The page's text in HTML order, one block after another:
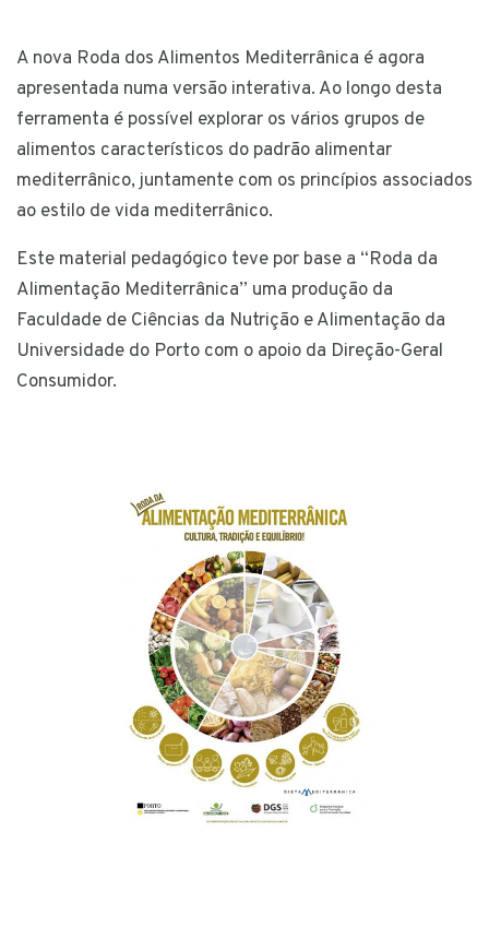
A nova Roda dos Alimentos Mediterrânica é agora
apresentada numa versão interativa. Ao longo desta
ferramenta é possível explorar os vários grupos de
alimentos característicos do padrão alimentar
mediterrânico, juntamente com os princípios associados
ao estilo de vida mediterrânico.
Este material pedagógico teve por base a “Roda da
Alimentação Mediterrânica” uma produção da
Faculdade de Ciências da Nutrição e Alimentação da
Universidade do Porto com o apoio da Direção-Geral
Consumidor.